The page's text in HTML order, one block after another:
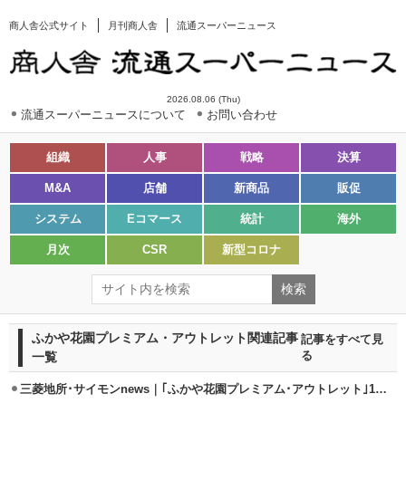
商人舎公式サイト 月刊商人舎 流通スーパーニュース
2026.08.06 (Thu)
流通スーパーニュースについて お問い合わせ
組織 人事 戦略 決算
M&A 店舗 新商品 販促
システム Eコマース 統計 海外
月次 CSR 新型コロナ
ふかや花園プレミアム・アウトレット関連記事
一覧
記事をすべて見
る
三菱地所･サイモンnews｜｢ふかや花園プレミアム･アウトレット｣10/20開業